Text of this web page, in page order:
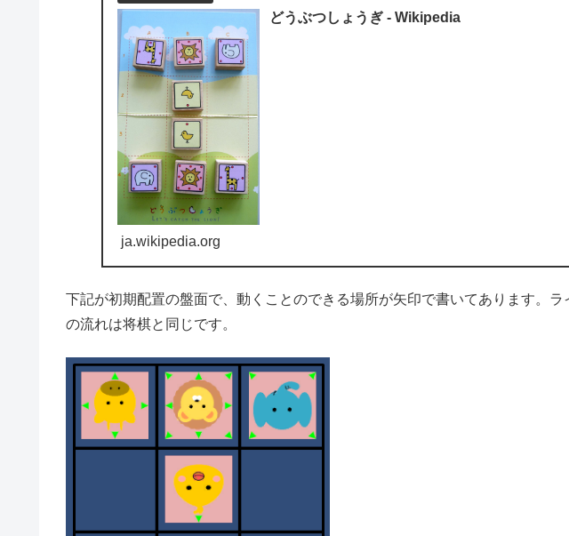
どうぶつしょうぎ - Wikipedia
ja.wikipedia.org
下記が初期配置の盤面で、動くことのできる場所が矢印で書いてあります。
の流れは将棋と同じです。